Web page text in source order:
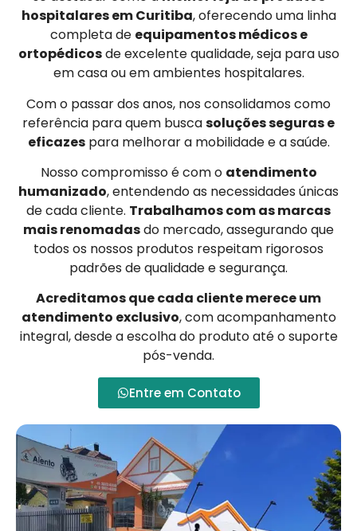
hospitalares em Curitiba, oferecendo uma linha
completa de equipamentos médicos e
ortopédicosde excelente qualidade, seja para uso
em casa ou em ambientes hospitalares.
Com o passar dos anos, nos consolidamos como
referência para quem buscasoluções seguras e
eficazespara melhorar a mobilidade e a saúde.
Nosso compromisso é com o atendimento
humanizado, entendendo as necessidades únicas
de cada cliente. Trabalhamos com as marcas
mais renomadasdo mercado, assegurando que
todos os nossos produtos respeitam rigorosos
padrões de qualidade e segurança.
Acreditamos que cada cliente merece um
atendimento exclusivo, com acompanhamento
integral, desde a escolha do produto até o suporte
pós-venda.
Entre em Contato